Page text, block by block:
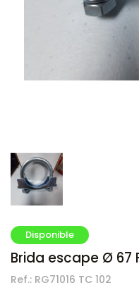
Disponible
Brida escape Ø 67
Ref.: RG71016 TC 102